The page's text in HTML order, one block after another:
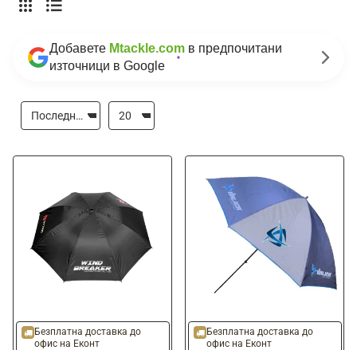
Добавете Mtackle.com в предпочитани
източници в Google
Безплатна доставка до
офис на Еконт
Безплатна доставка до
офис на Еконт